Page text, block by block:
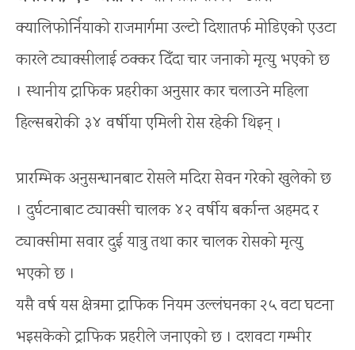
क्यालिफोर्नियाको राजमार्गमा उल्टो दिशातर्फ मोडिएको एउटा
कारले ट्याक्सीलाई ठक्कर दिँदा चार जनाको मृत्यु भएको छ
। स्थानीय ट्राफिक प्रहरीका अनुसार कार चलाउने महिला
हिल्सबरोकी ३४ वर्षीया एमिली रोस रहेकी थिइन् ।
प्रारम्भिक अनुसन्धानबाट रोसले मदिरा सेवन गरेको खुलेको छ
। दुर्घटनाबाट ट्याक्सी चालक ४२ वर्षीय बर्कान्त अहमद र
ट्याक्सीमा सवार दुई यात्रु तथा कार चालक रोसको मृत्यु
भएको छ ।
यसै वर्ष यस क्षेत्रमा ट्राफिक नियम उल्लंघनका २५ वटा घटना
भइसकेको ट्राफिक प्रहरीले जनाएको छ । दशवटा गम्भीर